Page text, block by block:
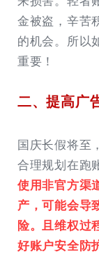
金被盗，辛苦
的机会。所以
重要！
二、提高广
国庆长假将至
合理规划在跑
使用非官方渠
产，可能会导
险。且维权过
好账户安全防